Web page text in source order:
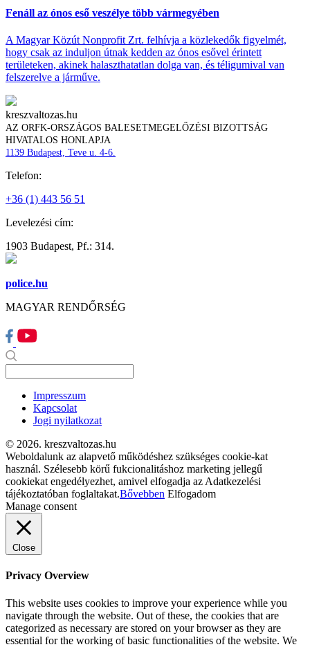
Fenáll az ónos eső veszélye több vármegyében
A Magyar Közút Nonprofit Zrt. felhívja a közlekedők figyelmét,
hogy csak az induljon útnak kedden az ónos esővel érintett
területeken, akinek halaszthatatlan dolga van, és téligumival van
felszerelve a járműve.
kreszvaltozas.hu
AZ ORFK-ORSZÁGOS BALESETMEGELŐZÉSI BIZOTTSÁG
HIVATALOS HONLAPJA
1139 Budapest, Teve u. 4-6.
Telefon:
+36 (1) 443 56 51
Levelezési cím:
1903 Budapest, Pf.: 314.
police.hu
MAGYAR RENDŐRSÉG
Impresszum
Kapcsolat
Jogi nyilatkozat
© 2026. kreszvaltozas.hu
Weboldalunk az alapvető működéshez szükséges cookie-kat
használ. Szélesebb körű fukcionalitáshoz marketing jellegű
cookiekat engedélyezhet, amivel elfogadja az Adatkezelési
tájékoztatóban foglaltakat.Bővebben Elfogadom
Manage consent
Close
Privacy Overview
This website uses cookies to improve your experience while you
navigate through the website. Out of these, the cookies that are
categorized as necessary are stored on your browser as they are
essential for the working of basic functionalities of the website. We